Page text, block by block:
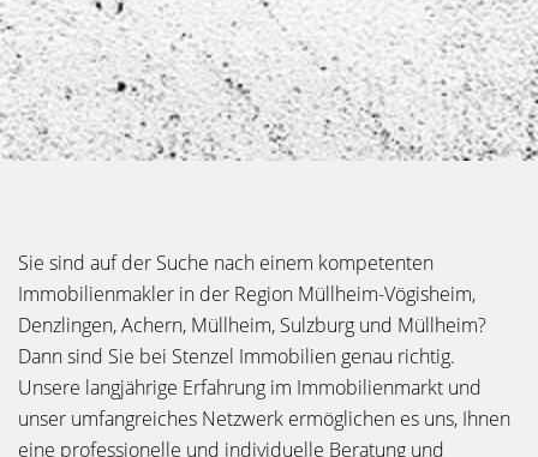
Sie sind auf der Suche nach einem kompetenten
Immobilienmakler in der Region Müllheim-Vögisheim,
Denzlingen, Achern, Müllheim, Sulzburg und Müllheim?
Dann sind Sie bei Stenzel Immobilien genau richtig.
Unsere langjährige Erfahrung im Immobilienmarkt und
unser umfangreiches Netzwerk ermöglichen es uns, Ihnen
eine professionelle und individuelle Beratung und